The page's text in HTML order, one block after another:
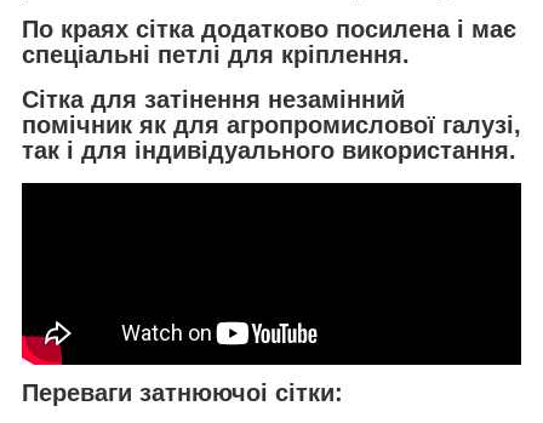
По краях сітка додатково посилена і має
спеціальні петлі для кріплення.
Сітка для затінення незамінний
помічник як для агропромислової галузі,
так і для індивідуального використання.
Переваги затнюючоi сітки: